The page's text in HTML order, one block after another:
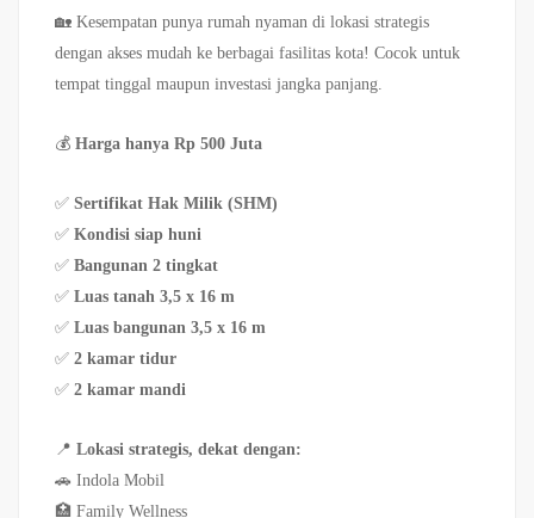
🏡 Kesempatan punya rumah nyaman di lokasi strategis
dengan akses mudah ke berbagai fasilitas kota! Cocok untuk
tempat tinggal maupun investasi jangka panjang.
💰 Harga hanya Rp 500 Juta
✅ Sertifikat Hak Milik (SHM)
✅ Kondisi siap huni
✅ Bangunan 2 tingkat
✅ Luas tanah 3,5 x 16 m
✅ Luas bangunan 3,5 x 16 m
✅ 2 kamar tidur
✅ 2 kamar mandi
📍 Lokasi strategis, dekat dengan:
🚗 Indola Mobil
🏥 Family Wellness